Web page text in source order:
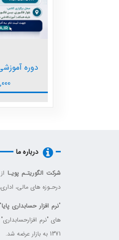
دوره
درباره ما
شرکت الگوریتـم پویـا
درحـوزه های مالی،
"نرم افزار حسابداری پایا
های "نرم
1371 به بازار عرضه شد.